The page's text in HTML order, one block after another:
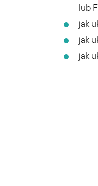
lub
jak
jak
jak